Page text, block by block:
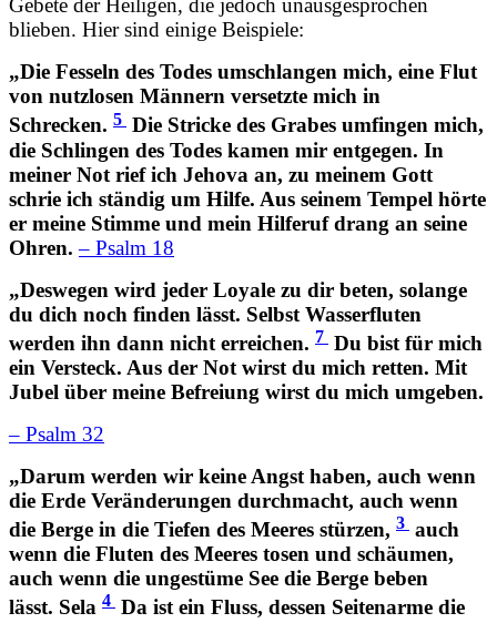
Gebete der Heiligen, die jedoch unausgesprochen
blieben. Hier sind einige Beispiele:
„Die Fesseln des Todes umschlangen mich, eine Flut
von nutzlosen Männern versetzte mich in
Schrecken. 5 Die Stricke des Grabes umfingen mich,
die Schlingen des Todes kamen mir entgegen. In
meiner Not rief ich Jehova an, zu meinem Gott
schrie ich ständig um Hilfe. Aus seinem Tempel hörte
er meine Stimme und mein Hilferuf drang an seine
Ohren.– Psalm 18
„Deswegen wird jeder Loyale zu dir beten, solange
du dich noch finden lässt. Selbst Wasserfluten
werden ihn dann nicht erreichen. 7 Du bist für mich
ein Versteck. Aus der Not wirst du mich retten. Mit
Jubel über meine Befreiung wirst du mich umgeben.
– Psalm 32
„Darum werden wir keine Angst haben, auch wenn
die Erde Veränderungen durchmacht, auch wenn
die Berge in die Tiefen des Meeres stürzen, 3 auch
wenn die Fluten des Meeres tosen und schäumen,
auch wenn die ungestüme See die Berge beben
lässt. Sela 4 Da ist ein Fluss, dessen Seitenarme die